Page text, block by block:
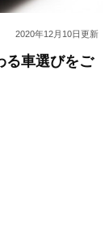
2020年12月10日更新
る車選びをご